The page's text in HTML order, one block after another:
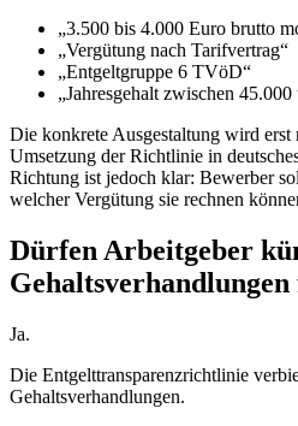
„3.500 bis 4.000 Euro brutto
„Vergütung nach Tarifvertrag“
„Entgeltgruppe 6 TVöD“
„Jahresgehalt zwischen
Die konkrete Ausgestaltung wird erst
Umsetzung der Richtlinie in
Richtung ist jedoch klar: Bewerber
welcher Vergütung sie rechnen
Dürfen Arbeitgeber
Ja.
Die Entgelttransparenzrichtlinie
Gehaltsverhandlungen.